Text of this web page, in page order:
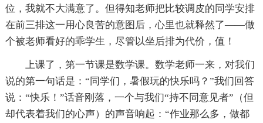
位，我就不大满意了。但得知老师把比较调皮的同学安排
在前三排这一用心良苦的意图后，心里也就释然了——做
个被老师看好的乖学生，尽管以坐后排为代价，值！
上课了，第一节课是数学课。数学老师一来，对我们
说的第一句话是：“同学们，暑假玩的快乐吗？”我们回答
说：“快乐！”话音刚落，一个与我们“持不同意见者”（但
却代表着我们的心声）的声音响起：“作业那么多，做都